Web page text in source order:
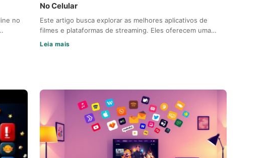
no
No Celular
Este artigo busca explorar as melhores aplicativos de
filmes e plataformas de streaming. Eles oferecem uma…
Leia mais